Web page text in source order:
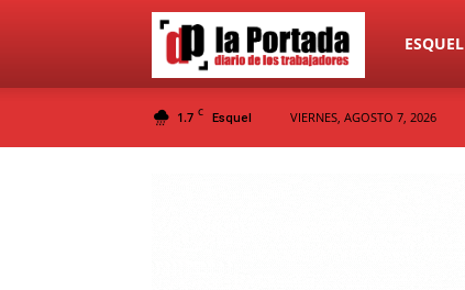
Diario
La
ESQUEL
1.7 C Esquel VIERNES, AGOSTO 7, 2026